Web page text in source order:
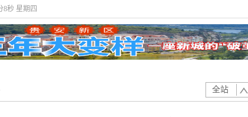
8秒 星期四
全站